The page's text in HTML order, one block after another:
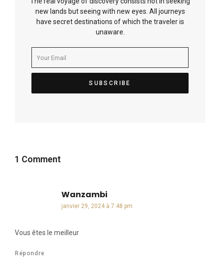
new lands but seeing with new eyes. All journeys
have secret destinations of which the traveler is
unaware.
1 Comment
Wanzambi
janvier 29, 2024 à 7:48 pm
Vous êtes le meilleur
Répondre